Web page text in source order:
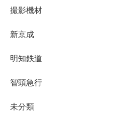
撮影機材
新京成
明知鉄道
智頭急行
未分類